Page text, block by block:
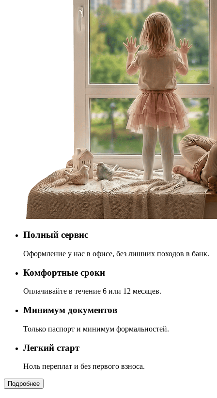
Полный сервис
Оформление у нас в офисе, без лишних походов в банк.
Комфортные сроки
Оплачивайте в течение 6 или 12 месяцев.
Минимум документов
Только паспорт и минимум формальностей.
Легкий старт
Ноль переплат и без первого взноса.
Подробнее